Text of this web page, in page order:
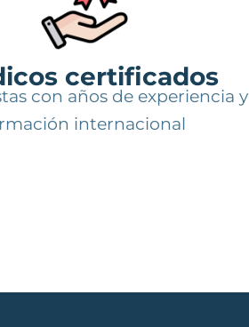
certificados
con años de experiencia y
internacional